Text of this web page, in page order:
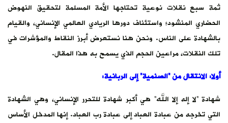
ثمة سبع نقلات نوعية تحتاجها الأمة المسلمة لتحقيق النهوض
الحضاري المنشود؛ واستئناف دورها الريادي العالمي الإنساني، والقيام
بالشهادة على الناس. ونحن هنا نستعرض أبرز النقاط والمؤشرات في
تلك النقلات، مراعين الحجم الذي يسمح به هذا المقال.
أولا: الانتقال من “الصنمية” إلى الربانية:
شهادة “لا إله إلا الله” هي أكبر شهادة للتحرر الإنساني، وهي الشهادة
التي تخرجه من عبادة العباد إلى عبادة رب العباد. إنها المدخل الأساس